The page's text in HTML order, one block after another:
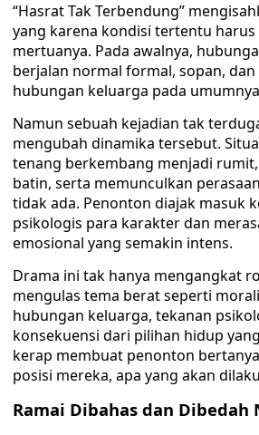
“Hasrat Tak Terbendung”
yang karena kondisi tertentu
mertuanya. Pada awalnya,
berjalan normal formal, sopan, dan
hubungan keluarga pada
Namun sebuah kejadian tak
mengubah dinamika tersebut.
tenang berkembang menjadi
batin, serta memunculkan
tidak ada. Penonton diajak masuk
psikologis para karakter dan
emosional yang semakin intens.
Drama ini tak hanya mengangkat
mengulas tema berat seperti
hubungan keluarga, tekanan
konsekuensi dari pilihan hidup
kerap membuat penonton
posisi mereka, apa yang akan
Ramai Dibahas dan Dibedah